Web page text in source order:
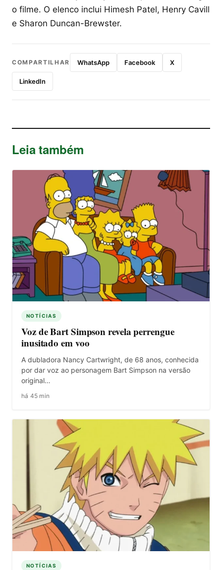
o filme. O elenco inclui Himesh Patel, Henry Cavill
e Sharon Duncan-Brewster.
COMPARTILHAR WhatsApp Facebook X
LinkedIn
Leia também
NOTÍCIAS
Voz de Bart Simpson revela perrengue
inusitado em voo
A dubladora Nancy Cartwright, de 68 anos, conhecida
por dar voz ao personagem Bart Simpson na versão
original…
há 45 min
NOTÍCIAS